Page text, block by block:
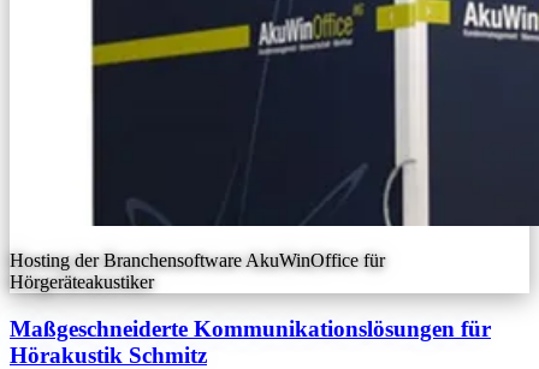
Hosting der Branchensoftware AkuWinOffice für
Hörgeräteakustiker
Maßgeschneiderte Kommunikationslösungen für
Hörakustik Schmitz